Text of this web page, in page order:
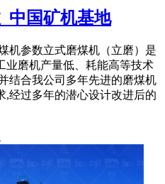
中国矿机基地
机参数立式磨煤机（立磨）是
业磨机产量低、耗能高等技术
结合我公司多年先进的磨煤机
,经过多年的潜心设计改进后的